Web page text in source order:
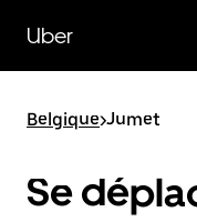
contenu
principal
Uber
Belgique>Jumet
Se